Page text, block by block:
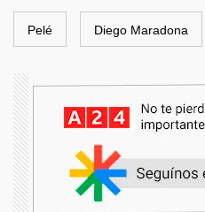
Pelé Diego Maradona